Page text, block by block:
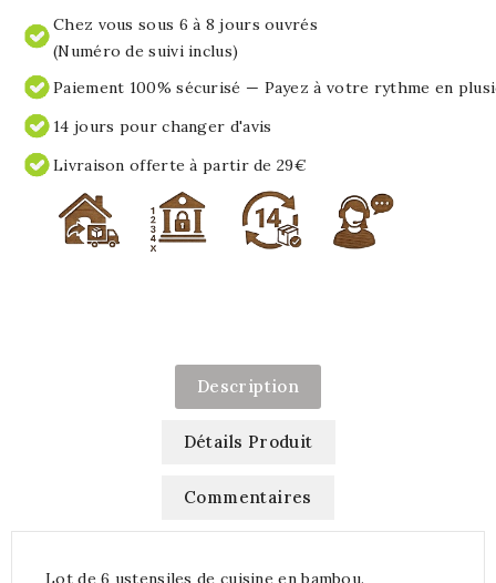
Chez vous sous 6 à 8 jours ouvrés
(Numéro de suivi inclus)
Paiement 100% sécurisé — Payez à votre rythme en
14 jours pour changer d'avis
Livraison offerte à partir de 29€
Description
Détails Produit
Commentaires
Lot de 6 ustensiles de cuisine en bambou.